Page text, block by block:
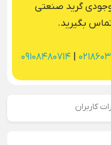
گرید صنعتی
بگیرید.
09108480714
کاربران